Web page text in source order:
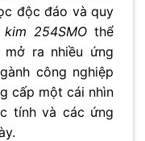
độc đáo và quy
254SMO thể
ra nhiều ứng
công nghiệp
cấp một cái nhìn
tính và các ứng